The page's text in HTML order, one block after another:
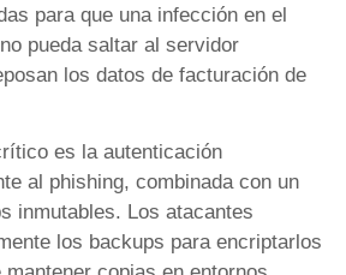
para que una infección en el
pueda saltar al servidor
los datos de facturación de
es la autenticación
al phishing, combinada con un
inmutables. Los atacantes
los backups para encriptarlos